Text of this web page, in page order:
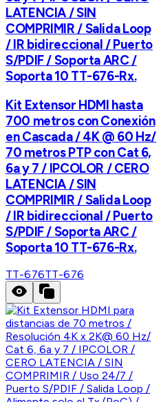
LATENCIA / SIN
COMPRIMIR / Salida Loop
/ IR bidireccional / Puerto
S/PDIF / Soporta ARC /
Soporta 10 TT-676-Rx.
Kit Extensor HDMI hasta
700 metros con Conexión
en Cascada / 4K @ 60 Hz/
70 metros PTP con Cat 6,
6a y 7 / IPCOLOR / CERO
LATENCIA / SIN
COMPRIMIR / Salida Loop
/ IR bidireccional / Puerto
S/PDIF / Soporta ARC /
Soporta 10 TT-676-Rx.
TT-676TT-676